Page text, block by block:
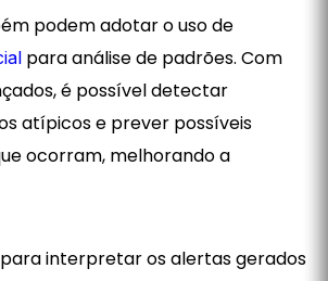
podem adotar o uso de
para análise de padrões. Com
é possível detectar
atípicos e prever possíveis
ocorram, melhorando a
interpretar os alertas gerados